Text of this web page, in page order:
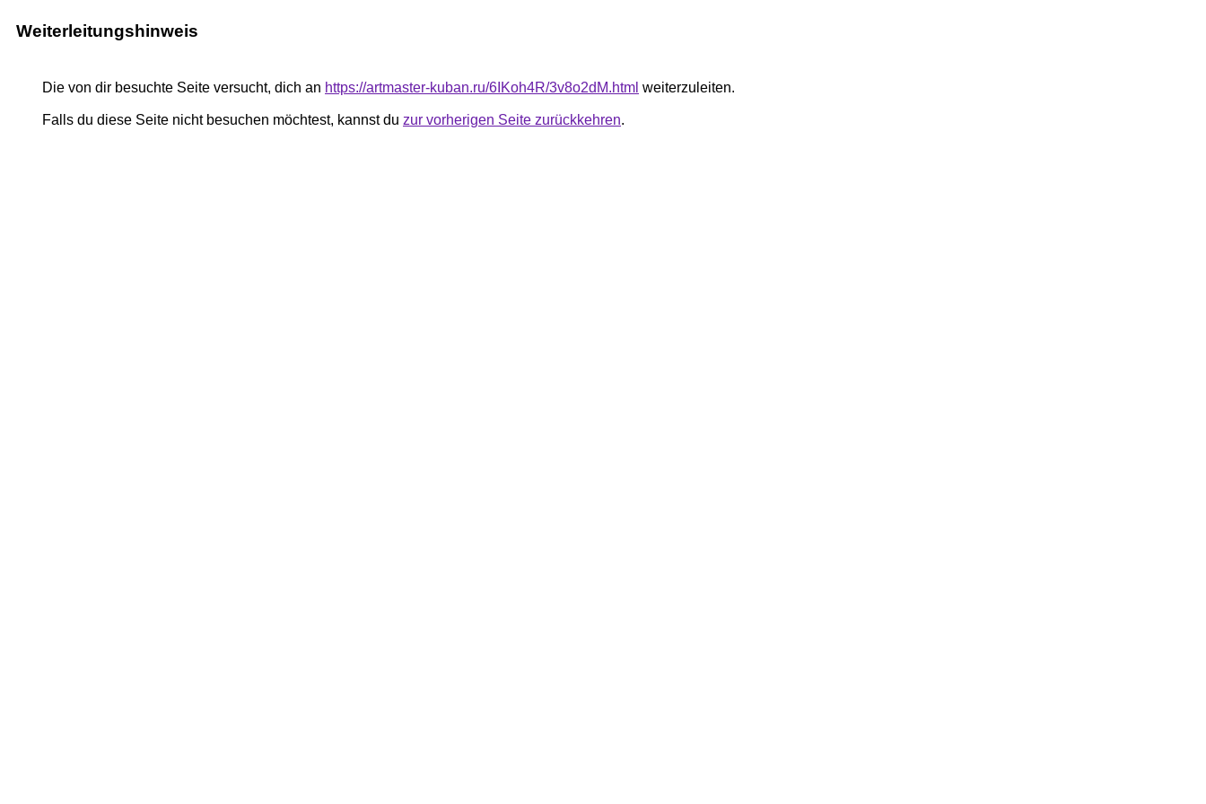
Weiterleitungshinweis
Die von dir besuchte Seite versucht, dich an https://artmaster-kuban.ru/6IKoh4R/3v8o2dM.html weiterzuleiten.
Falls du diese Seite nicht besuchen möchtest, kannst du zur vorherigen Seite zurückkehren.